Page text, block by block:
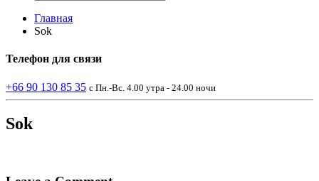
Главная
Sok
Телефон для связи
+66 90 130 85 35 с Пн.-Вс. 4.00 утра - 24.00 ночи
Sok